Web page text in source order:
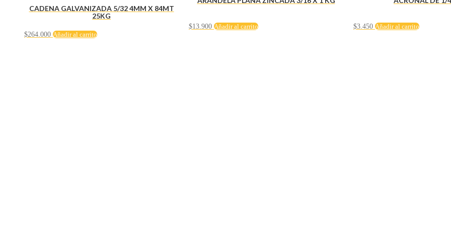
CADENA GALVANIZADA 5/32 4MM X 84MT
25KG
$264.000 Añadir al carrito
$13.900 Añadir al carrito $3.450 Añadir al carrito